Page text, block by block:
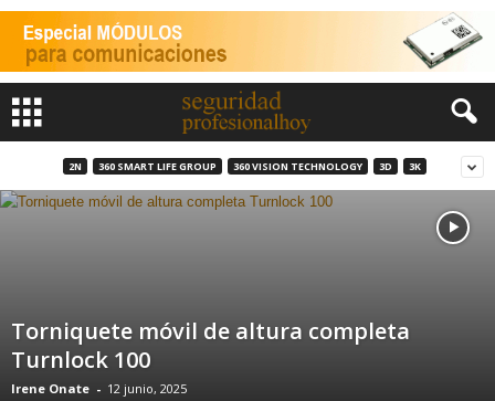
2N 360 SMART LIFE GROUP 360 VISION TECHNOLOGY 3D 3K
Torniquete móvil de altura completa
Turnlock 100
Irene Onate - 12 junio, 2025